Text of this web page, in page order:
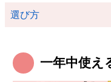
選び方
一年中使え